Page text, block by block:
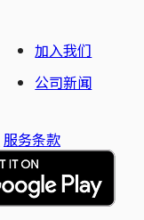
加入我们
公司新闻
服务条款